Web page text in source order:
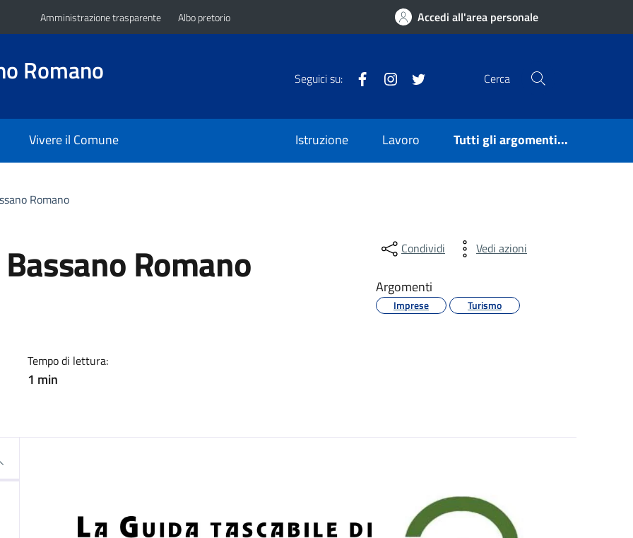
Amministrazione trasparente Albo pretorio Accedi all'area personale
Romano Seguici su: FacebookInstagram Cerca
Vivere il Comune Istruzione Lavoro Tutti gli argomenti...
Romano
Romano
Tempo di lettura:
1 min
Condividi Vedi azioni
Argomenti
Imprese Turismo